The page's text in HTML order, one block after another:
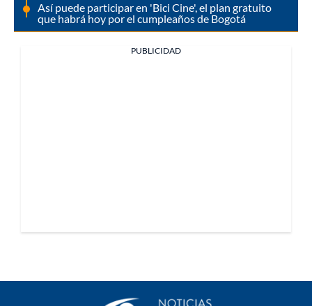
Así puede participar en 'Bici Cine', el plan gratuito
que habrá hoy por el cumpleaños de Bogotá
PUBLICIDAD